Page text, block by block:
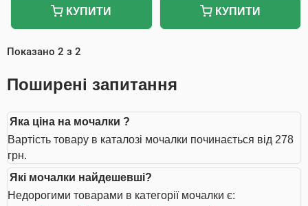
КУПИТИ КУПИТИ
Показано 2 з 2
Поширені запитання
Яка ціна на мочалки ?
Вартість товару в каталозі мочалки починається від 278
грн.
Які мочалки найдешевші?
Недорогими товарами в категорії мочалки є: